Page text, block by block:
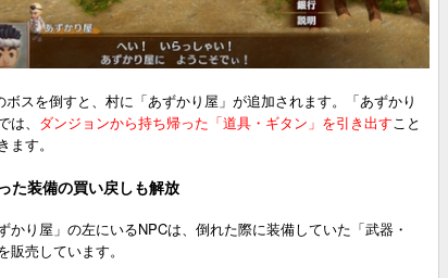
ボスを倒すと、村に「あずかり屋」が追加されます。「あずかり
は、 ダンジョンから持ち帰った「道具・ギタン」を引き出すこと
ます。
た装備の買い戻しも解放
かり屋」の左にいるNPCは、倒れた際に装備していた「武器・
販売しています。